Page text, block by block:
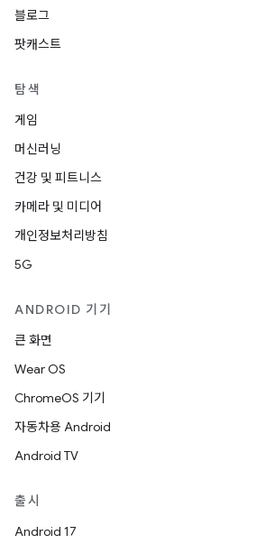
블로그
팟캐스트
탐색
게임
머신러닝
건강 및 피트니스
카메라 및 미디어
개인정보처리방침
5G
ANDROID 기기
큰 화면
Wear OS
ChromeOS 기기
자동차용 Android
Android TV
출시
Android 17